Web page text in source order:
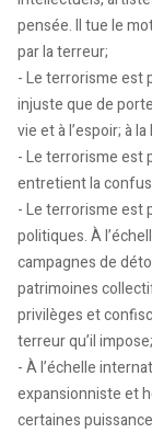
pensée. Il tue le
par la terreur;
- Le terrorisme est
injuste que de
vie et à l’espoir; à
- Le terrorisme est
entretient la
- Le terrorisme est
politiques. À
campagnes de
patrimoines
privilèges et
terreur qu’il impose;
- À l’échelle
expansionniste et
certaines